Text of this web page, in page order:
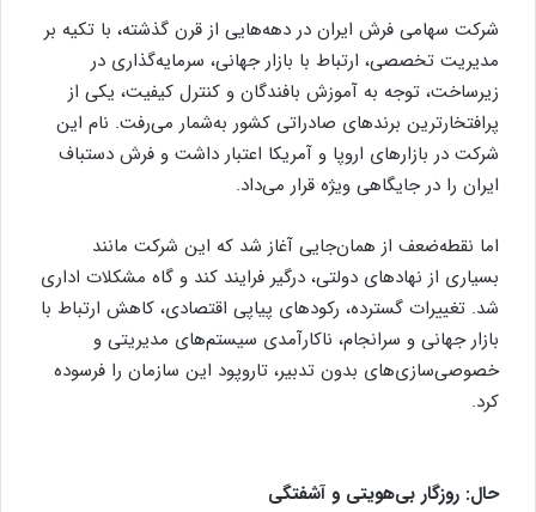
شرکت سهامی فرش ایران در دهه‌هایی از قرن گذشته، با تکیه بر
مدیریت تخصصی، ارتباط با بازار جهانی، سرمایه‌گذاری در
زیرساخت، توجه به آموزش بافندگان و کنترل کیفیت، یکی از
پرافتخارترین برندهای صادراتی کشور به‌شمار می‌رفت. نام این
شرکت در بازارهای اروپا و آمریکا اعتبار داشت و فرش دستباف
ایران را در جایگاهی ویژه قرار می‌داد.
اما نقطه‌ضعف از همان‌جایی آغاز شد که این شرکت مانند
بسیاری از نهادهای دولتی، درگیر فرایند کند و گاه مشکلات اداری
شد. تغییرات گسترده، رکودهای پیاپی اقتصادی، کاهش ارتباط با
بازار جهانی و سرانجام، ناکارآمدی سیستم‌های مدیریتی و
خصوصی‌سازی‌های بدون تدبیر، تاروپود این سازمان را فرسوده
کرد.
حال: روزگار بی‌هویتی و آشفتگی